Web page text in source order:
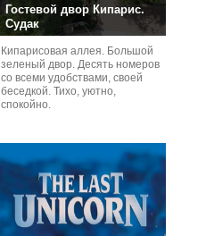
Гостевой двор Кипарис.
Судак
Кипарисовая аллея. Большой
зеленый двор. Десять номеров
со всеми удобствами, своей
беседкой. Тихо, уютно,
спокойно.